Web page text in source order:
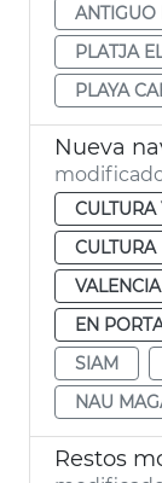
ANTIGUO
PLATJA
PLAYA
Nueva
CULTURA
CULTURA
VALENCIA
EN
SIAM
NAU
Restos